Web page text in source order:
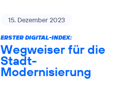
15. Dezember 2023
ERSTER DIGITAL-INDEX:
Wegweiser für die
Stadt-
Modernisierung